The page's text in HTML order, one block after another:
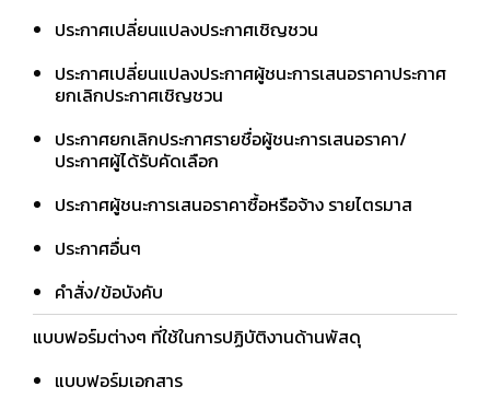
ประกาศเปลี่ยนแปลงประกาศเชิญชวน
ประกาศเปลี่ยนแปลงประกาศผู้ชนะการเสนอราคาประกาศ
ยกเลิกประกาศเชิญชวน
ประกาศยกเลิกประกาศรายชื่อผู้ชนะการเสนอราคา/
ประกาศผู้ได้รับคัดเลือก
ประกาศผู้ชนะการเสนอราคาซื้อหรือจ้าง รายไตรมาส
ประกาศอื่นๆ
คำสั่ง/ข้อบังคับ
แบบฟอร์มต่างๆ ที่ใช้ในการปฏิบัติงานด้านพัสดุ
แบบฟอร์มเอกสาร